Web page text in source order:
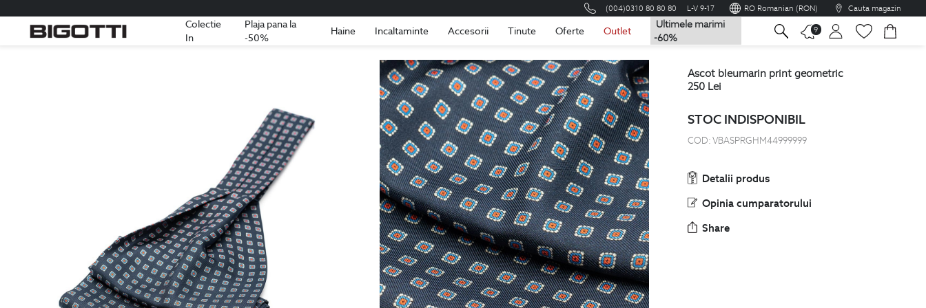
(004)0310 80 80 80 L-V 9-17 RO Romanian (RON) Cauta magazin
Colectie
In
Plaja pana la
-50%
Haine Incaltaminte Accesorii Tinute Oferte Outlet
Ultimele marimi
-60%
9
Romania Romana
ascot bleumarin print geometric
250 Lei
STOC INDISPONIBIL
COD:VBASPRGHM44999999
Detalii produs
Opinia cumparatorului
Share